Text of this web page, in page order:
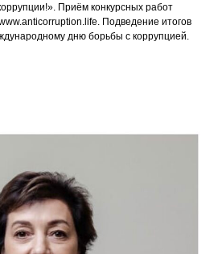
Приём конкурсных работ
Подведение итогов
дню борьбы с коррупцией.